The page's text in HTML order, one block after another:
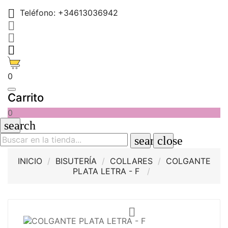
 Teléfono: +34613036942



0
Carrito
0
search
searchclose
INICIO BISUTERÍA COLLARES
COLGANTE
PLATA LETRA - F
